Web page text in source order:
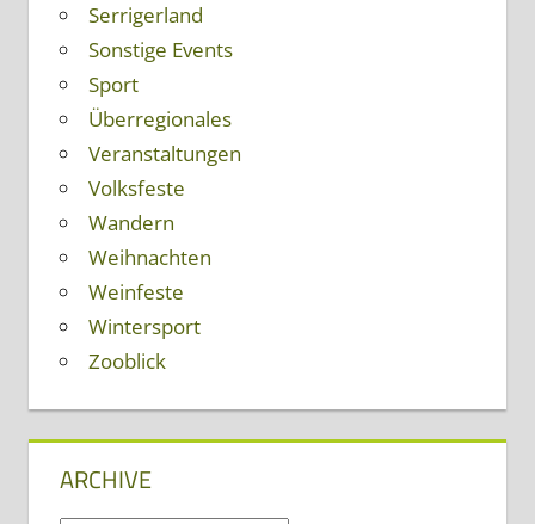
Serrigerland
Sonstige Events
Sport
Überregionales
Veranstaltungen
Volksfeste
Wandern
Weihnachten
Weinfeste
Wintersport
Zooblick
ARCHIVE